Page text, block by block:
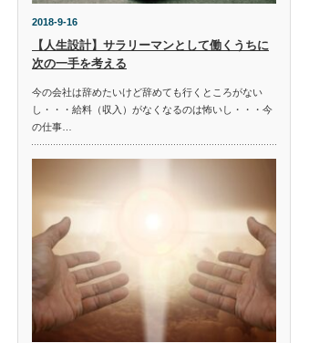
2018-9-16
【人生設計】サラリーマンとして働くうちに
次の一手を考える
今の会社は辞めたいけど辞めても行くところがない
し・・・給料（収入）がなくなるのは怖いし・・・今
の仕事…